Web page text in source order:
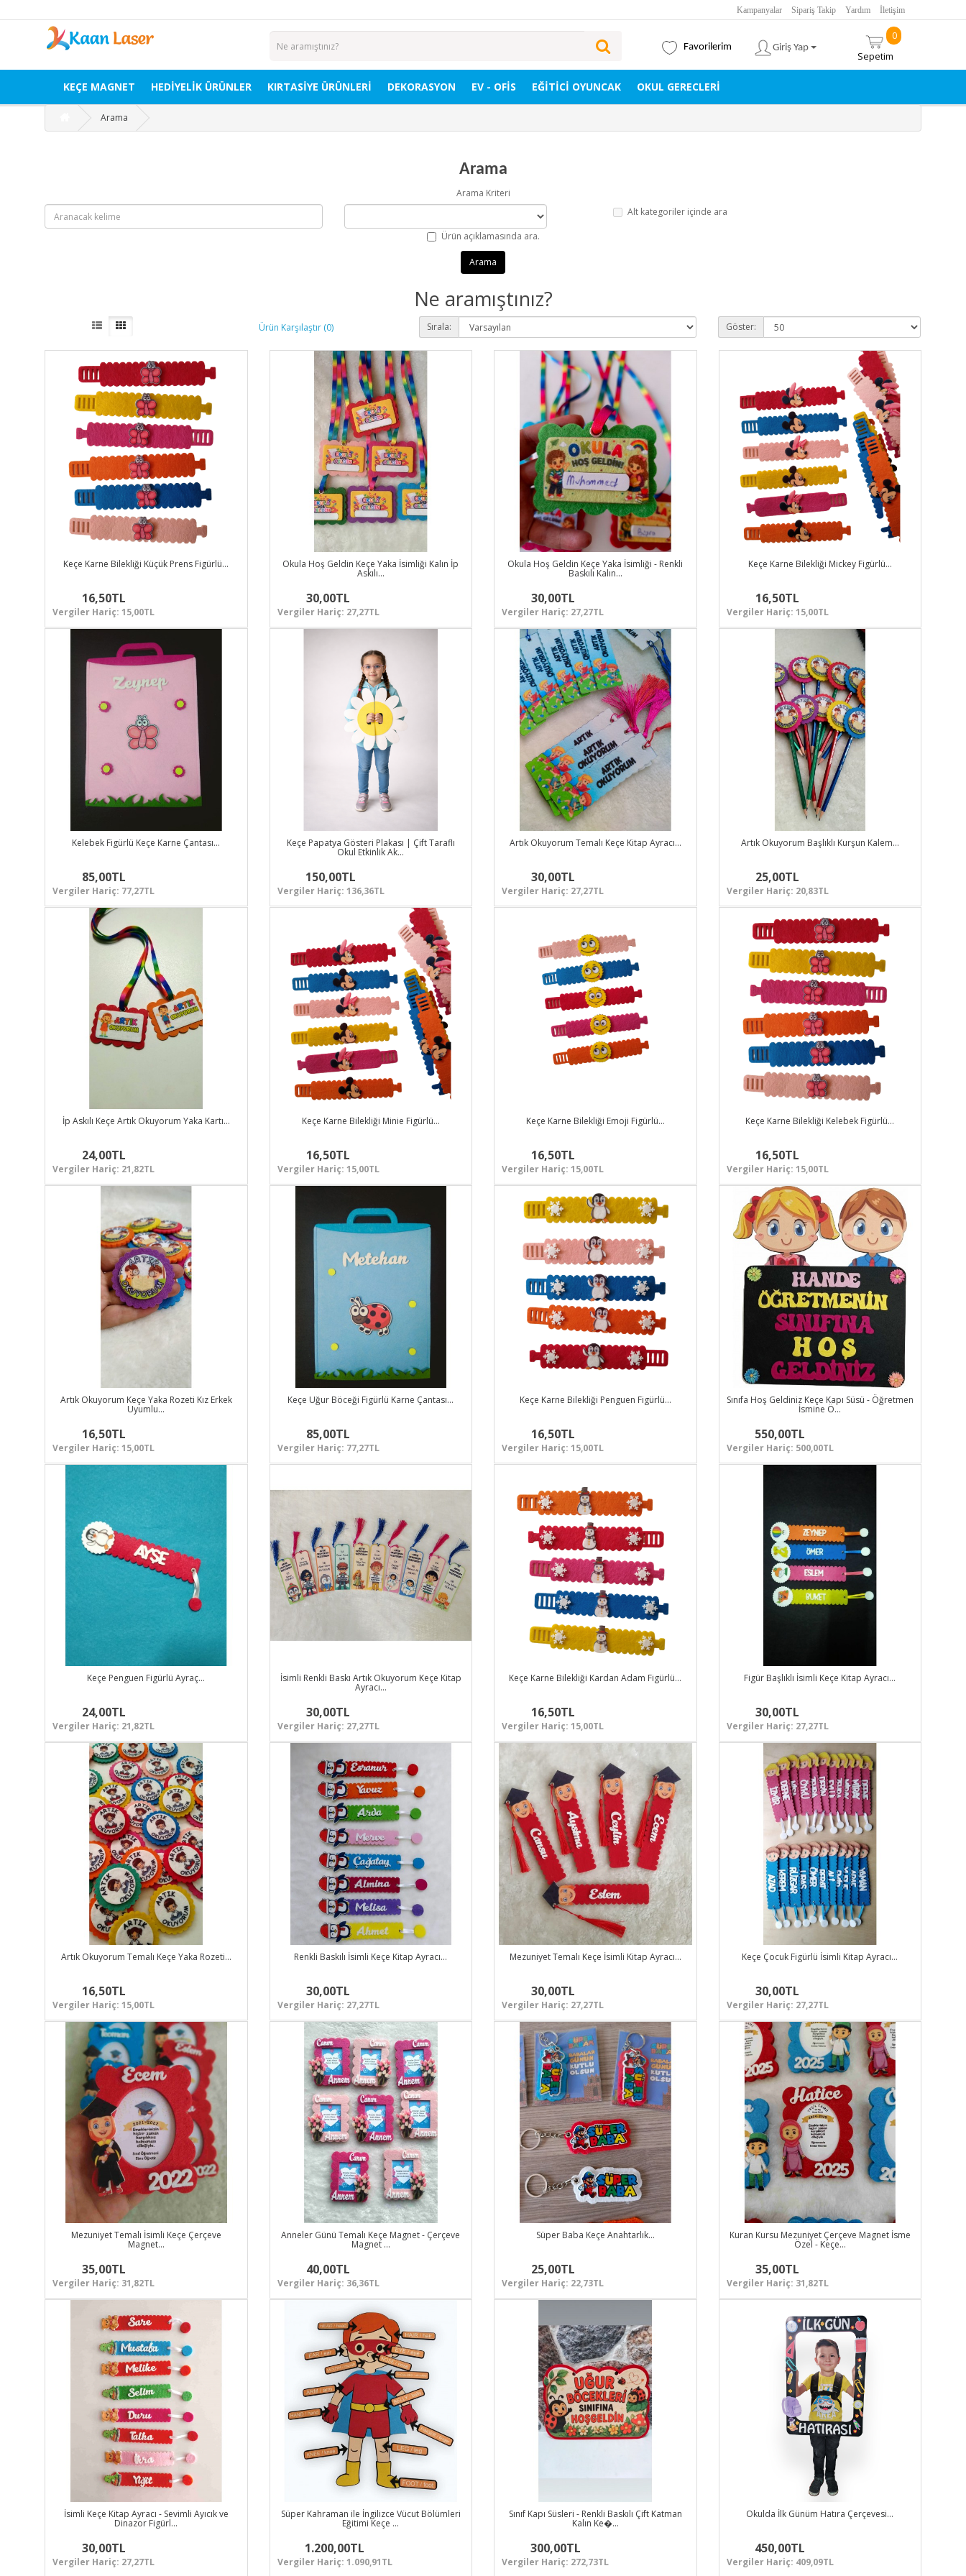
Kampanyalar Sipariş Takip Yardım İletişim
0
Sepetim
Favorilerim Giriş Yap
KEÇE MAGNET HEDIYELIK ÜRÜNLER KIRTASİYE ÜRÜNLERİ DEKORASYON EV - OFIS EĞITICI OYUNCAK OKUL GERECLERI
Arama
Arama
Arama Kriteri
Alt kategoriler içinde ara
Ürün açıklamasında ara.
Ne aramıştınız?
Ürün Karşılaştır (0) Sırala: Göster:
Keçe Karne Bilekliği Küçük Prens Figürlü…
16,50TL
Vergiler Hariç: 15,00TL
Okula Hoş Geldin Keçe Yaka İsimliği Kalın İp
Askılı…
30,00TL
Vergiler Hariç: 27,27TL
Okula Hoş Geldin Keçe Yaka İsimliği - Renkli
Baskılı Kalın…
30,00TL
Vergiler Hariç: 27,27TL
Keçe Karne Bilekliği Mickey Figürlü…
16,50TL
Vergiler Hariç: 15,00TL
Kelebek Figürlü Keçe Karne Çantası…
85,00TL
Vergiler Hariç: 77,27TL
Keçe Papatya Gösteri Plakası | Çift Taraflı
Okul Etkinlik Ak…
150,00TL
Vergiler Hariç: 136,36TL
Artık Okuyorum Temalı Keçe Kitap Ayracı…
30,00TL
Vergiler Hariç: 27,27TL
Artık Okuyorum Başlıklı Kurşun Kalem…
25,00TL
Vergiler Hariç: 20,83TL
İp Askılı Keçe Artık Okuyorum Yaka Kartı…
24,00TL
Vergiler Hariç: 21,82TL
Keçe Karne Bilekliği Minie Figürlü…
16,50TL
Vergiler Hariç: 15,00TL
Keçe Karne Bilekliği Emoji Figürlü…
16,50TL
Vergiler Hariç: 15,00TL
Keçe Karne Bilekliği Kelebek Figürlü…
16,50TL
Vergiler Hariç: 15,00TL
Artık Okuyorum Keçe Yaka Rozeti Kız Erkek
Uyumlu…
16,50TL
Vergiler Hariç: 15,00TL
Keçe Uğur Böceği Figürlü Karne Çantası…
85,00TL
Vergiler Hariç: 77,27TL
Keçe Karne Bilekliği Penguen Figürlü…
16,50TL
Vergiler Hariç: 15,00TL
Sınıfa Hoş Geldiniz Keçe Kapı Süsü - Öğretmen
İsmine Ö…
550,00TL
Vergiler Hariç: 500,00TL
Keçe Penguen Figürlü Ayraç…
24,00TL
Vergiler Hariç: 21,82TL
İsimli Renkli Baskı Artık Okuyorum Keçe Kitap
Ayracı…
30,00TL
Vergiler Hariç: 27,27TL
Keçe Karne Bilekliği Kardan Adam Figürlü…
16,50TL
Vergiler Hariç: 15,00TL
Figür Başlıklı İsimli Keçe Kitap Ayracı…
30,00TL
Vergiler Hariç: 27,27TL
Artık Okuyorum Temalı Keçe Yaka Rozeti…
16,50TL
Vergiler Hariç: 15,00TL
Renkli Baskılı İsimli Keçe Kitap Ayracı…
30,00TL
Vergiler Hariç: 27,27TL
Mezuniyet Temalı Keçe İsimli Kitap Ayracı…
30,00TL
Vergiler Hariç: 27,27TL
Keçe Çocuk Figürlü İsimli Kitap Ayracı…
30,00TL
Vergiler Hariç: 27,27TL
Mezuniyet Temalı İsimli Keçe Çerçeve
Magnet…
35,00TL
Vergiler Hariç: 31,82TL
Anneler Günü Temalı Keçe Magnet - Çerçeve
Magnet …
40,00TL
Vergiler Hariç: 36,36TL
Süper Baba Keçe Anahtarlık…
25,00TL
Vergiler Hariç: 22,73TL
Kuran Kursu Mezuniyet Çerçeve Magnet İsme
Özel - Keçe…
35,00TL
Vergiler Hariç: 31,82TL
İsimli Keçe Kitap Ayracı - Sevimli Ayıcık ve
Dinazor Figürl…
30,00TL
Vergiler Hariç: 27,27TL
Süper Kahraman ile İngilizce Vücut Bölümleri
Eğitimi Keçe …
1.200,00TL
Vergiler Hariç: 1.090,91TL
Sınıf Kapı Süsleri - Renkli Baskılı Çift Katman
Kalın Ke�…
300,00TL
Vergiler Hariç: 272,73TL
Okulda İlk Günüm Hatıra Çerçevesi…
450,00TL
Vergiler Hariç: 409,09TL